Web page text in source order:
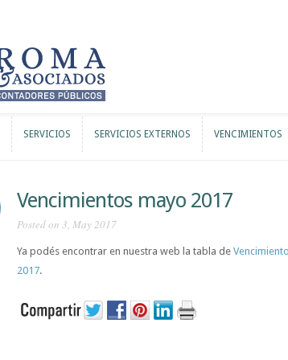
SERVICIOS SERVICIOS EXTERNOS VENCIMIENTOS
Vencimientos mayo 2017
Posted on 3, May 2017
Ya podés encontrar en nuestra web la tabla de
2017.